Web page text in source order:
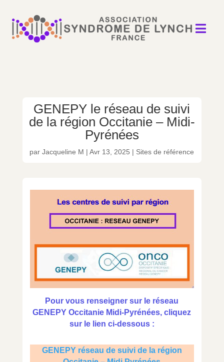

GENEPY le réseau de suivi
de la région Occitanie – Midi-
Pyrénées
parJacqueline M |Avr 13, 2025 | Sites de référence
Pour vous renseigner sur le réseau
GENEPY Occitanie Midi-Pyrénées, cliquez
sur le lien ci-dessous :
GENEPY réseau de suivi de la région